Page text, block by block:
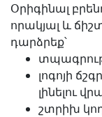
Օրիգինալ
որակյալ և
դարձրեք՝
լոգոյի
լինելու
շտրիխ